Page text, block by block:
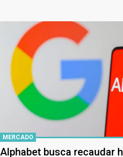
MERCADO
Alphabet busca recaudar